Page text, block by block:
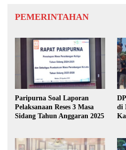
PEMERINTAHAN
Paripurna Soal Laporan
Pelaksanaan Reses 3 Masa
Sidang Tahun Anggaran 2025
di